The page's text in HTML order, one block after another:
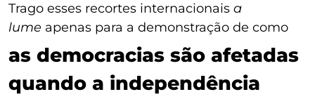
Trago esses recortes internacionais a
lume apenas para a demonstração de como
as democracias são afetadas
quando a independência